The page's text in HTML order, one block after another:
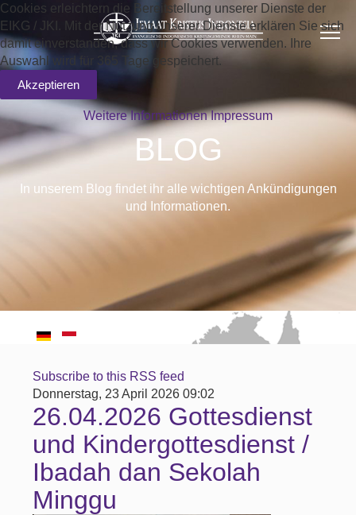
BLOG
In unserem Blog findet ihr alle wichtigen Ankündigungen
und Informationen.
Subscribe to this RSS feed
Donnerstag, 23 April 2026 09:02
26.04.2026 Gottesdienst
und Kindergottesdienst /
Ibadah dan Sekolah
Minggu
Cookies erleichtern die Bereitstellung unserer Dienste der
EIKG / JKI. Mit der Nutzung unserer Dienste erklären Sie sich
damit einverstanden, dass wir Cookies verwenden. Ihre
Auswahl wird für 365 Tage gespeichert.
Akzeptieren
Weitere Informationen Impressum